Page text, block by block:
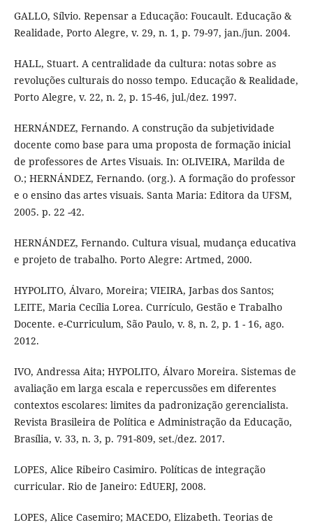
GALLO, Sílvio. Repensar a Educação: Foucault. Educação &
Realidade, Porto Alegre, v. 29, n. 1, p. 79-97, jan./jun. 2004.
HALL, Stuart. A centralidade da cultura: notas sobre as
revoluções culturais do nosso tempo. Educação & Realidade,
Porto Alegre, v. 22, n. 2, p. 15-46, jul./dez. 1997.
HERNÁNDEZ, Fernando. A construção da subjetividade
docente como base para uma proposta de formação inicial
de professores de Artes Visuais. In: OLIVEIRA, Marilda de
O.; HERNÁNDEZ, Fernando. (org.). A formação do professor
e o ensino das artes visuais. Santa Maria: Editora da UFSM,
2005. p. 22 -42.
HERNÁNDEZ, Fernando. Cultura visual, mudança educativa
e projeto de trabalho. Porto Alegre: Artmed, 2000.
HYPOLITO, Álvaro, Moreira; VIEIRA, Jarbas dos Santos;
LEITE, Maria Cecília Lorea. Currículo, Gestão e Trabalho
Docente. e-Curriculum, São Paulo, v. 8, n. 2, p. 1 - 16, ago.
2012.
IVO, Andressa Aita; HYPOLITO, Álvaro Moreira. Sistemas de
avaliação em larga escala e repercussões em diferentes
contextos escolares: limites da padronização gerencialista.
Revista Brasileira de Política e Administração da Educação,
Brasília, v. 33, n. 3, p. 791-809, set./dez. 2017.
LOPES, Alice Ribeiro Casimiro. Políticas de integração
curricular. Rio de Janeiro: EdUERJ, 2008.
LOPES, Alice Casemiro; MACEDO, Elizabeth. Teorias de